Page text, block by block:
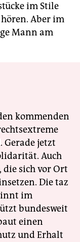
im Stile
hören. Aber im
Mann am
kommenden
Gerade jetzt
Auch
sich vor Ort
Die taz
im
bundesweit
einen
und Erhalt